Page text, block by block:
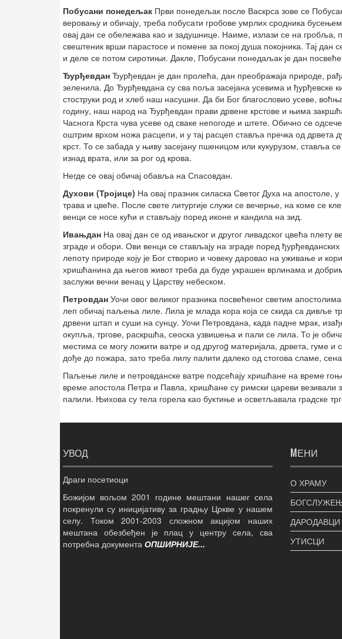
Побусани понедељак Први понедељак после Васкрса зове се
веровању и обичају, треба побусати гробове умрлих сродника
овај дан се обележава као и задушнице. Наиме, излази се на гробља,
свештеник врши парастосе и помене за покој душа покојника. Тај дан
и деле се потом сиротињи. Дакле, Побусани понедаљак је дан
Ђурђевдан Ђурђевдан је дан пролећа, дан преображаја природе,
зеленила. До Ђурђевдана су сва поља засејана усевима и ђурђевске
стоструки род и хлеб наш насушни. Да би Бог благословио усеве,
годину, наш народ на Ђурђевдан прави дрвене крстове и њима
Часнога Крста чува усеве од сваке непогоде и штете. Обично се
оштрим врхом ножа расцепи, и у тај расцеп ставља пречка од дрвета
крст. То се забада у њиву засејану пшеницом или кукурузом, ставља
изнад врата, или за рог од крова.
Негде се овај обичај обавља на Спасовдан.
Духови (Тројице) На овај празник силаска Светог Духа на
трава и цвеће. После свете литургије служи се вечерње, на коме се
венци се носе кући и стављају поред иконе и кандила на зид.
Ивањдан На овај дан се од ивањског и другог ливадског цвећа
зграде и обори. Ови венци се стављају на зграде поред
лепоту природе коју је Бог створио и човеку даровао на уживање и
хришћанина да његов живот треба да буде украшен врлинама и
заслужи вечни венац у Царству небеском.
Петровдан Уочи овог великог празника посвећеног светим
леп обичај паљења лиле. Лила је млада кора која се скида са дивље
дрвени штап и суши на сунцу. Уочи Петровдана, када падне мрак,
окупља, тргове, раскршћа, сеоска узвишења и пали се лила. То је
местима се могу ложити ватре и од другоg материјала, дрвета, гуме
дође до пожара, зато треба лилу палити далеко од стогова сламе,
Паљење лиле и петровданске ватре подсећају хришћане на време
време апостола Петра и Павла, хришћане су римски цареви везивали
палили. Њихова су тела горела као буктиње и осветљавала градске
УВОД
Драги посетиоци
Божијом вољом 2001 године мештани нашег села
покренули су иницијативу за градњу Цркве у нашем
селу. Током 2001-2003 сложном акцијом наших
мештана обезбеђен је плац у центру села, сва
потребна документа ОПШИРНИЈЕ...
MЕНИ
О ХРАМУ
ДАРОДАВЦИ
УТИСЦИ